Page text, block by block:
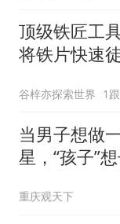
顶级铁匠工
将铁片快速
谷梓亦探索世界 1
当男子想做
星，“孩子”
重庆观天下